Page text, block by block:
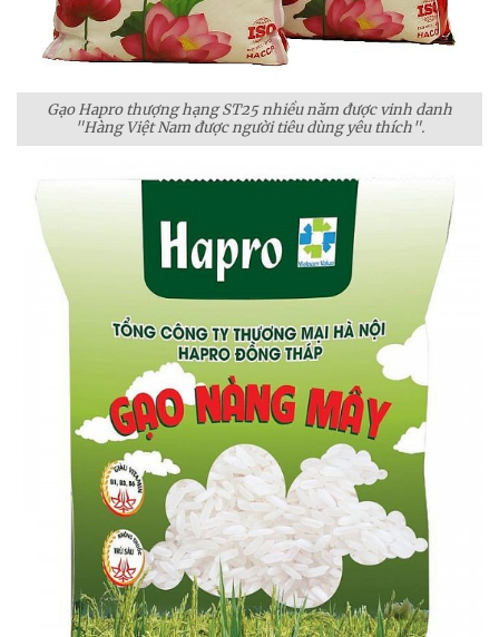
Gạo Hapro thượng hạng ST25 nhiều năm được vinh danh
"Hàng Việt Nam được người tiêu dùng yêu thích".